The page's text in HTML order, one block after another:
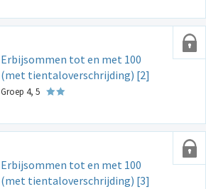
Erbijsommen tot en met 100
(met tientaloverschrijding) [2]
Groep 4, 5
Erbijsommen tot en met 100
(met tientaloverschrijding) [3]